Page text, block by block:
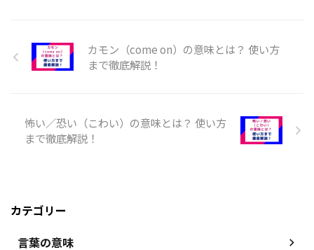
カモン（come on）の意味とは？ 使い方
まで徹底解説！
怖い／恐い（こわい）の意味とは？ 使い方
まで徹底解説！
カテゴリー
言葉の意味